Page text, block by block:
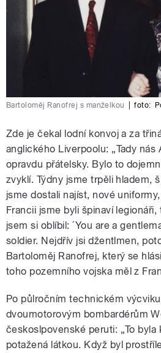
Bartoloměj Ranofrej s manželkou foto:
Zde je čekal lodní konvoj a za
anglického Liverpoolu: „Tady nás
opravdu přátelsky. Bylo to
zvyklí. Týdny jsme trpěli hladem,
jsme dostali najíst, nové
Francii jsme byli špinaví
jsem si oblíbil: ´You are a
soldier. Nejdřív jsi džentlmen,
Bartoloměj Ranofrej, který se
toho pozemního vojska měl z
Po půlročním technickém
dvoumotorovým bombardérům
českoslpovenské peruti: „To
potažená látkou. Když byl